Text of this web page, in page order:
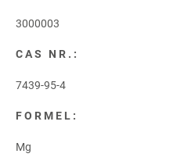
3000003
CAS NR.:
7439-95-4
FORMEL:
Mg